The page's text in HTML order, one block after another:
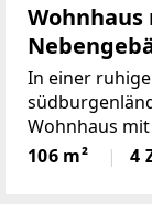
In einer
Wohnhaus
davon ca 106
mit der
106 m² 4